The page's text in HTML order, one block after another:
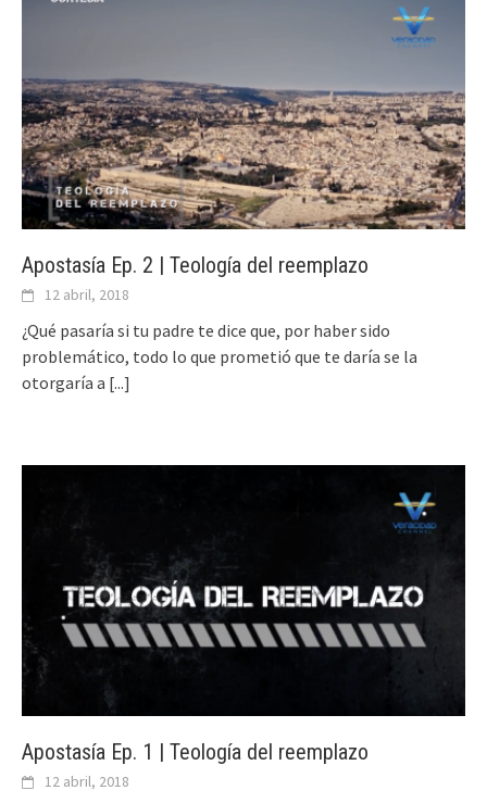
Apostasía Ep. 2 | Teología del reemplazo
12 abril, 2018
¿Qué pasaría si tu padre te dice que, por haber sido
problemático, todo lo que prometió que te daría se la
otorgaría a [...]
Apostasía Ep. 1 | Teología del reemplazo
12 abril, 2018